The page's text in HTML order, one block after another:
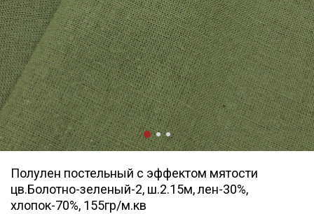
Полулен постельный с эффектом мятости
цв.Болотно-зеленый-2, ш.2.15м, лен-30%,
хлопок-70%, 155гр/м.кв